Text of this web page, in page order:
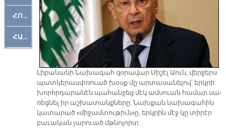
ՀՈԳԵՄՏԱՒՈՐ
ՀԱՐԹԱԿ
Լի­բա­նա­նի Նա­խա­գահ զօ­րա­վար Մի­շէլ Աուն, վեր­ջերս
պատ­կե­րասփ­ռուած խօսք մը ար­տա­սա­նե­լով՝ երկ­րի
խորհրդա­րա­նէն պա­հան­ջեց մէկ ամ­սուան հա­մար սա­
ռեց­նել իր աշ­խա­տանք­նե­րը: Նախ­քան նա­խա­գա­հին
կա­տա­րած «մի­ջամ­տու­թիւ­ն­»ը, երկ­րին մէջ կը տի­րէր
բա­ւա­կան լա­րուած մթնո­լորտ: